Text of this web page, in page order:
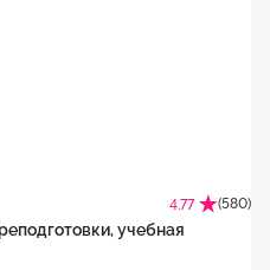
4.77 (580)
учебная